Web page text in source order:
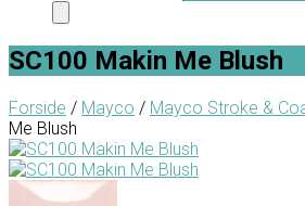
SC100 Makin Me Blush
Forside / Mayco / Mayco Stroke &
Me Blush